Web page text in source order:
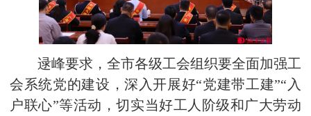
逯峰要求，全市各级工会组织要全面加强工
会系统党的建设，深入开展好“党建带工建”“入
户联心”等活动，切实当好工人阶级和广大劳动